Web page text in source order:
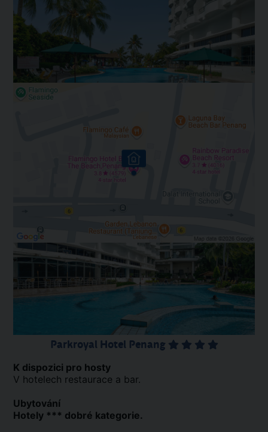
Parkroyal Hotel Penang
K dispozici pro hosty
V hotelech restaurace a bar.
Ubytování
Hotely *** dobré kategorie.